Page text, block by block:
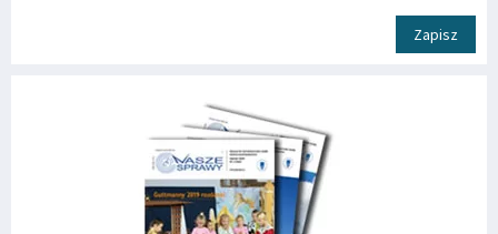
Zapisz